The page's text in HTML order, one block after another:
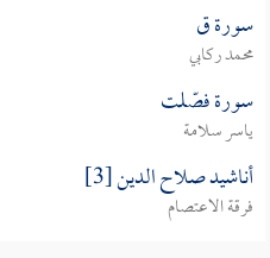
سورة ق
محمد ركابي
سورة فصّلت
ياسر سلامة
أناشيد صلاح الدين [3]
فرقة الاعتصام